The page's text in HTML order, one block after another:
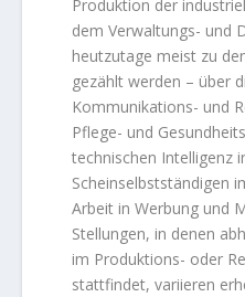
Produktion der
dem Verwaltungs- und
heutzutage meist zu
gezählt werden – über
Kommunikations- und
Pflege- und
technischen Intelligenz
Scheinselbstständigen
Arbeit in Werbung und
Stellungen, in denen
im Produktions- oder
stattfindet, variieren